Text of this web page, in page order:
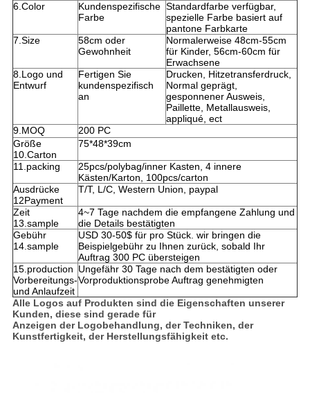
6.Color
Kundenspezifische
Farbe
Standardfarbe verfügbar,
spezielle Farbe basiert auf
pantone Farbkarte
7.Size
58cm oder
Gewohnheit
Normalerweise 48cm-55cm
für Kinder, 56cm-60cm für
Erwachsene
8.Logo und
Entwurf
Fertigen Sie
kundenspezifisch
an
Drucken, Hitzetransferdruck,
Normal geprägt,
gesponnener Ausweis,
Paillette, Metallausweis,
appliqué, ect
9.MOQ
200 PC
Größe
10.Carton
75*48*39cm
11.packing
25pcs/polybag/inner Kasten, 4 innere
Kästen/Karton, 100pcs/carton
Ausdrücke
12Payment
T/T, L/C, Western Union, paypal
Zeit
13.sample
4~7 Tage nachdem die empfangene Zahlung und
die Details bestätigten
Gebühr
14.sample
USD 30-50$ für pro Stück. wir bringen die
Beispielgebühr zu Ihnen zurück, sobald Ihr
Auftrag 300 PC übersteigen
15.production
Vorbereitungs-
und Anlaufzeit
Ungefähr 30 Tage nach dem bestätigten oder
Vorproduktionsprobe Auftrag genehmigten
Alle Logos auf Produkten sind die Eigenschaften unserer
Kunden, diese sind gerade für
Anzeigen der Logobehandlung, der Techniken, der
Kunstfertigkeit, der Herstellungsfähigkeit etc.